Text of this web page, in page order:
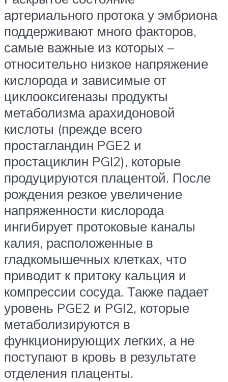
артериального протока у эмбриона
поддерживают много факторов,
самые важные из которых –
относительно низкое напряжение
кислорода и зависимые от
циклооксигеназы продукты
метаболизма арахидоновой
кислоты (прежде всего
простагландин PGE2 и
простациклин PGI2), которые
продуцируются плацентой. После
рождения резкое увеличение
напряженности кислорода
ингибирует протоковые каналы
калия, расположенные в
гладкомышечных клетках, что
приводит к притоку кальция и
компрессии сосуда. Также падает
уровень PGE2 и PGI2, которые
метаболизируются в
функционирующих легких, а не
поступают в кровь в результате
отделения плаценты.